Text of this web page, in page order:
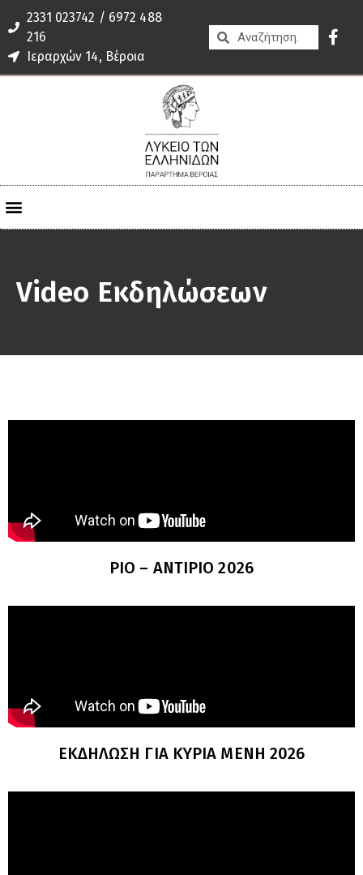
2331 023742 / 6972 488
216
Ιεραρχών 14, Βέροια
Video Εκδηλώσεων
ΡΙΟ – ΑΝΤΙΡΙΟ 2026
ΕΚΔΗΛΩΣΗ ΓΙΑ ΚΥΡΙΑ ΜΕΝΗ 2026